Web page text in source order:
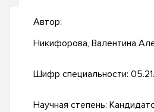
Автор:
Никифорова, Валентина
Шифр специальности:
Научная степень: